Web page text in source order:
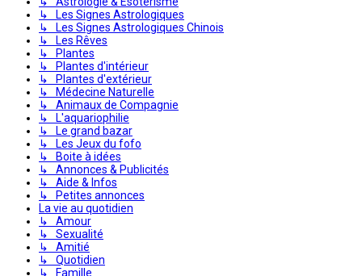
↳ Les Signes Astrologiques
↳ Les Signes Astrologiques Chinois
↳ Les Rêves
↳ Plantes
↳ Plantes d'intérieur
↳ Plantes d'extérieur
↳ Médecine Naturelle
↳ Animaux de Compagnie
↳ L'aquariophilie
↳ Le grand bazar
↳ Les Jeux du fofo
↳ Boite à idées
↳ Annonces & Publicités
↳ Aide & Infos
↳ Petites annonces
La vie au quotidien
↳ Amour
↳ Sexualité
↳ Amitié
↳ Quotidien
↳ Famille